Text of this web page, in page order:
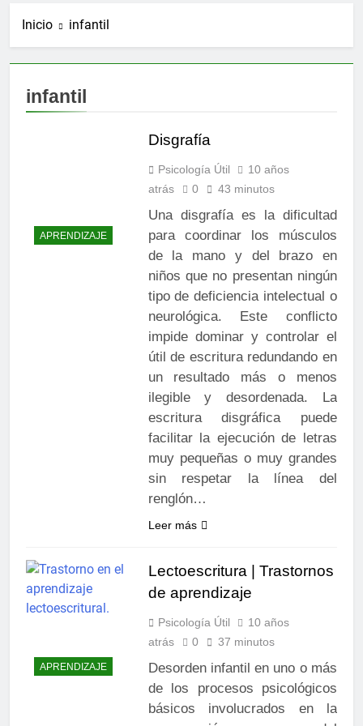
Inicio infantil
infantil
APRENDIZAJE
Disgrafía
Psicología Útil
10 años
atrás
0 43 minutos
Una disgrafía es la dificultad
para coordinar los músculos
de la mano y del brazo en
niños que no presentan ningún
tipo de deficiencia intelectual o
neurológica. Este conflicto
impide dominar y controlar el
útil de escritura redundando en
un resultado más o menos
ilegible y desordenada. La
escritura disgráfica puede
facilitar la ejecución de letras
muy pequeñas o muy grandes
sin respetar la línea del
renglón…
Leer más
APRENDIZAJE
Lectoescritura | Trastornos
de aprendizaje
Psicología Útil
10 años
atrás
0 37 minutos
Desorden infantil en uno o más
de los procesos psicológicos
básicos involucrados en la